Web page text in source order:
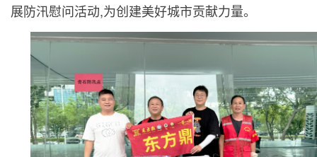
展防汛慰问活动,为创建美好城市贡献力量。